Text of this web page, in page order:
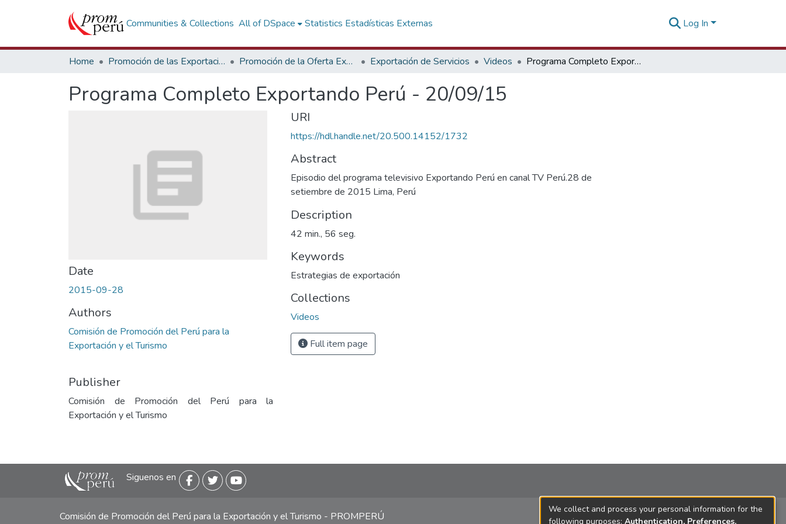
Communities & Collections All of DSpace Statistics Estadísticas Externas Log In
Home Promoción de las Exportaciones Promoción de la Oferta Exportable Exportación de Servicios Videos Programa Completo Exportando Perú - 20/09/15
Programa Completo Exportando Perú - 20/09/15
Date
2015-09-28
Authors
Comisión de Promoción del Perú para la
Exportación y el Turismo
Publisher
Comisión de Promoción del Perú para la
Exportación y el Turismo
URI
https://hdl.handle.net/20.500.14152/1732
Abstract
Episodio del programa televisivo Exportando Perú en canal TV Perú.28 de
setiembre de 2015 Lima, Perú
Description
42 min., 56 seg.
Keywords
Estrategias de exportación
Collections
Videos
Full item page
Siguenos en
Comisión de Promoción del Perú para la Exportación y el Turismo - PROMPERÚ
We collect and process your personal information for the
following purposes: Authentication, Preferences,